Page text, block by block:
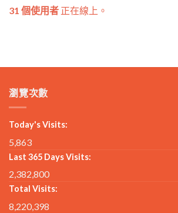
31 個使用者 正在線上。
瀏覽次數
Today's Visits:
5,863
Last 365 Days Visits:
2,382,800
Total Visits:
8,220,398